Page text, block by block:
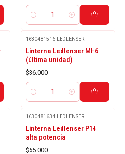
Cantidad
1630481516 LEDLENSER
Linterna Ledlenser MH6
(última unidad)
$36.000
Cantidad
1630481634|LEDLENSER
Linterna Ledlenser P14
alta potencia
$55.000